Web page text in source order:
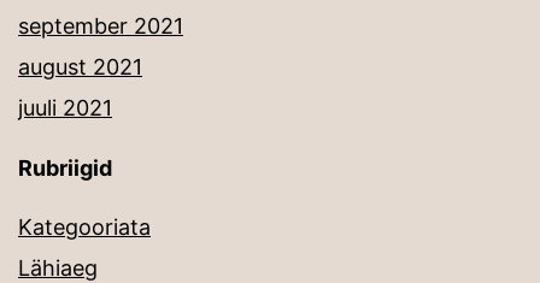
september 2021
august 2021
juuli 2021
Rubriigid
Kategooriata
Lähiaeg